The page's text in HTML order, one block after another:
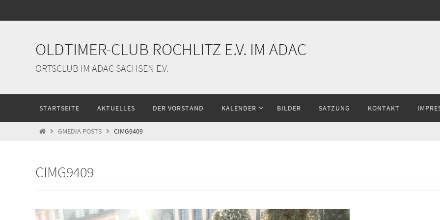
Inhalt
OLDTIMER-CLUB ROCHLITZ E.V. IM ADAC
ORTSCLUB IM ADAC SACHSEN E.V.
springen
STARTSEITE AKTUELLES DER VORSTAND KALENDER BILDER SATZUNG KONTAKT
STARTGMEDIA POSTS CIMG9409
CIMG9409